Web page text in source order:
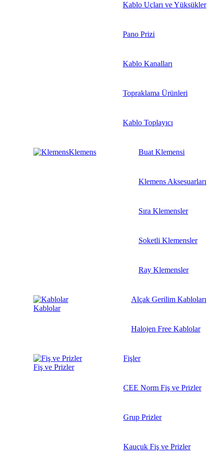
Kablo Uçları ve Yüksükler
Pano Prizi
Kablo Kanalları
Topraklama Ürünleri
Kablo Toplayıcı
Klemens Buat Klemensi
Klemens Aksesuarları
Sıra Klemensler
Soketli Klemensler
Ray Klemensler
Kablolar
Alçak Gerilim Kabloları
Halojen Free Kablolar
Fiş ve Prizler
Fişler
CEE Norm Fiş ve Prizler
Grup Prizler
Kauçuk Fiş ve Prizler